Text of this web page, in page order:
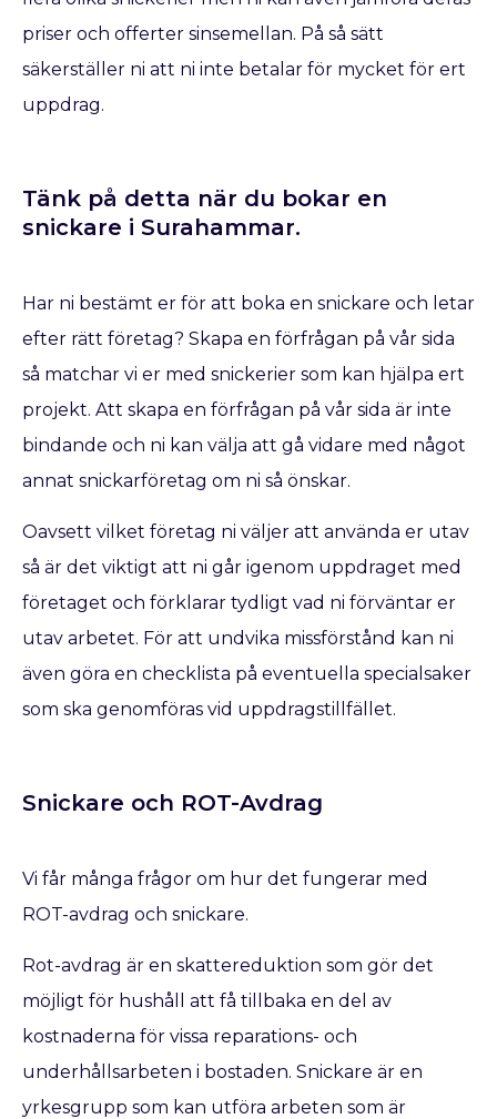
priser och offerter sinsemellan. På så sätt
säkerställer ni att ni inte betalar för mycket för ert
uppdrag.
Tänk på detta när du bokar en
snickare​ i Surahammar.
Har ni bestämt er för att boka en snickare och letar
efter rätt företag? Skapa en förfrågan på vår sida
så matchar vi er med snickerier som kan hjälpa ert
projekt. Att skapa en förfrågan på vår sida är inte
bindande och ni kan välja att gå vidare med något
annat snickarföretag om ni så önskar.
Oavsett vilket företag ni väljer att använda er utav
så är det viktigt att ni går igenom uppdraget med
företaget och förklarar tydligt vad ni förväntar er
utav arbetet. För att undvika missförstånd kan ni
även göra en checklista på eventuella specialsaker
som ska genomföras vid uppdragstillfället.
Snickare och ROT-Avdrag
Vi får många frågor om hur det fungerar med
ROT-avdrag och snickare.
Rot-avdrag är en skattereduktion som gör det
möjligt för hushåll att få tillbaka en del av
kostnaderna för vissa reparations- och
underhållsarbeten i bostaden. Snickare är en
yrkesgrupp som kan utföra arbeten som är